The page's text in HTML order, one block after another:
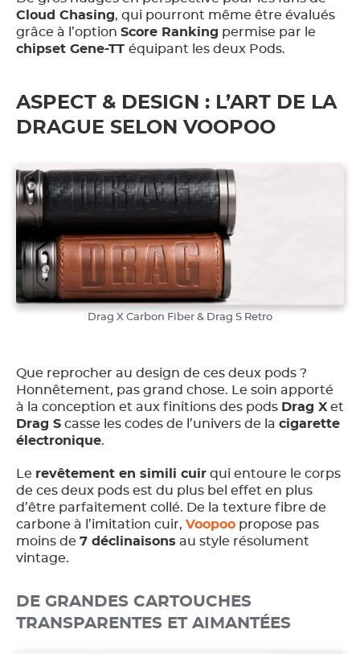
Cloud Chasing, qui pourront même être évalués
grâce à l’option Score Ranking permise par le
chipset Gene-TT équipant les deux Pods.
ASPECT & DESIGN : L’ART DE LA
DRAGUE SELON VOOPOO
Drag X Carbon Fiber & Drag S Retro
Que reprocher au design de ces deux pods ?
Honnêtement, pas grand chose. Le soin apporté
à la conception et aux finitions des pods Drag X et
Drag S casse les codes de l’univers de la cigarette
électronique.
Le revêtement en simili cuir qui entoure le corps
de ces deux pods est du plus bel effet en plus
d’être parfaitement collé. De la texture fibre de
carbone à l’imitation cuir, Voopoo propose pas
moins de 7 déclinaisons au style résolument
vintage.
DE GRANDES CARTOUCHES
TRANSPARENTES ET AIMANTÉES